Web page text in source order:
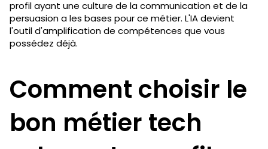
profil ayant une culture de la communication et de la
persuasion a les bases pour ce métier. L'IA devient
l'outil d'amplification de compétences que vous
possédez déjà.
Comment choisir le
bon métier tech